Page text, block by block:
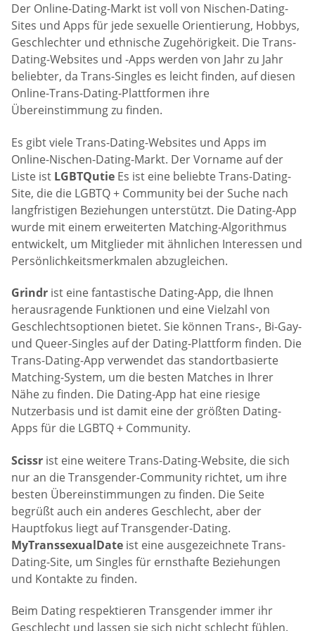
Der Online-Dating-Markt ist voll von Nischen-Dating-
Sites und Apps für jede sexuelle Orientierung, Hobbys,
Geschlechter und ethnische Zugehörigkeit. Die Trans-
Dating-Websites und -Apps werden von Jahr zu Jahr
beliebter, da Trans-Singles es leicht finden, auf diesen
Online-Trans-Dating-Plattformen ihre
Übereinstimmung zu finden.
Es gibt viele Trans-Dating-Websites und Apps im
Online-Nischen-Dating-Markt. Der Vorname auf der
Liste ist LGBTQutie Es ist eine beliebte Trans-Dating-
Site, die die LGBTQ + Community bei der Suche nach
langfristigen Beziehungen unterstützt. Die Dating-App
wurde mit einem erweiterten Matching-Algorithmus
entwickelt, um Mitglieder mit ähnlichen Interessen und
Persönlichkeitsmerkmalen abzugleichen.
Grindr ist eine fantastische Dating-App, die Ihnen
herausragende Funktionen und eine Vielzahl von
Geschlechtsoptionen bietet. Sie können Trans-, Bi-Gay-
und Queer-Singles auf der Dating-Plattform finden. Die
Trans-Dating-App verwendet das standortbasierte
Matching-System, um die besten Matches in Ihrer
Nähe zu finden. Die Dating-App hat eine riesige
Nutzerbasis und ist damit eine der größten Dating-
Apps für die LGBTQ + Community.
Scissr ist eine weitere Trans-Dating-Website, die sich
nur an die Transgender-Community richtet, um ihre
besten Übereinstimmungen zu finden. Die Seite
begrüßt auch ein anderes Geschlecht, aber der
Hauptfokus liegt auf Transgender-Dating.
MyTranssexualDate ist eine ausgezeichnete Trans-
Dating-Site, um Singles für ernsthafte Beziehungen
und Kontakte zu finden.
Beim Dating respektieren Transgender immer ihr
Geschlecht und lassen sie sich nicht schlecht fühlen.